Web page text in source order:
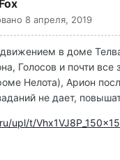
8 апреля, 2019
в доме
Голосов и почти все
Нелота), Арион
не дает,
upl/t/